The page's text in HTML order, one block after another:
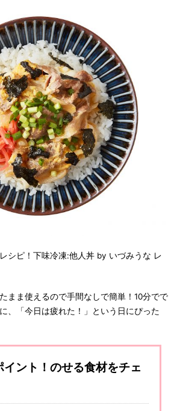
シピ！下味冷凍:他人丼 by いづみうな レ
まま使えるので手間なしで簡単！10分でで
、「今日は疲れた！」という日にぴった
ント！のせる食材をチェ